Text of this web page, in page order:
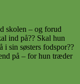
skolen – og forud
ind på?? Skal hun
sin søsters fodspor??
på – for hun træder